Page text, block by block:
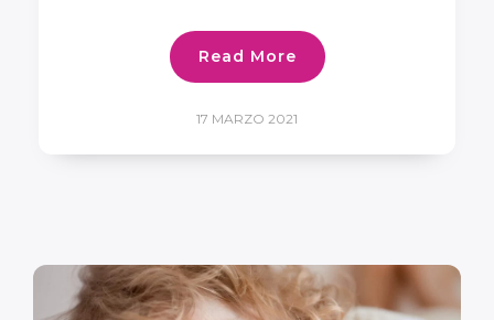
Read More
17 MARZO 2021